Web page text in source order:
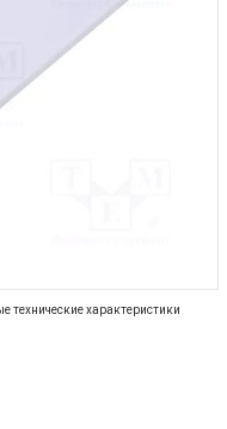
технические характеристики